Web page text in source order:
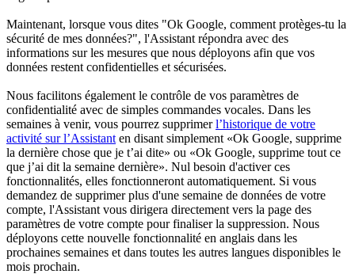
Maintenant, lorsque vous dites "Ok Google, comment protèges-tu la
sécurité de mes données?", l'Assistant répondra avec des
informations sur les mesures que nous déployons afin que vos
données restent confidentielles et sécurisées.
Nous facilitons également le contrôle de vos paramètres de
confidentialité avec de simples commandes vocales. Dans les
semaines à venir, vous pourrez supprimerl’historique de votre
activité sur l’Assistant en disant simplement «Ok Google, supprime
la dernière chose que je t’ai dite» ou «Ok Google, supprime tout ce
que j’ai dit la semaine dernière». Nul besoin d'activer ces
fonctionnalités, elles fonctionneront automatiquement. Si vous
demandez de supprimer plus d'une semaine de données de votre
compte, l'Assistant vous dirigera directement vers la page des
paramètres de votre compte pour finaliser la suppression. Nous
déployons cette nouvelle fonctionnalité en anglais dans les
prochaines semaines et dans toutes les autres langues disponibles le
mois prochain.